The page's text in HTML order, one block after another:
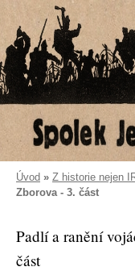
Úvod » Z historie nejen
Zborova - 3. část
Padlí a ranění
část